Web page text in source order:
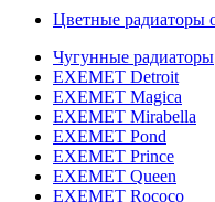
Цветные радиаторы
Чугунные радиаторы
EXEMET Detroit
EXEMET Magica
EXEMET Mirabella
EXEMET Pond
EXEMET Prince
EXEMET Queen
EXEMET Rococo